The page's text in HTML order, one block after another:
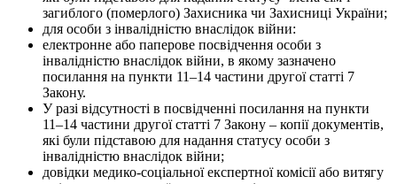
загиблого (померлого) Захисника чи Захисниці України;
для особи з інвалідністю внаслідок війни:
електронне або паперове посвідчення особи з
інвалідністю внаслідок війни, в якому зазначено
посилання на пункти 11–14 частини другої статті 7
Закону.
У разі відсутності в посвідченні посилання на пункти
11–14 частини другої статті 7 Закону – копії документів,
які були підставою для надання статусу особи з
інвалідністю внаслідок війни;
довідки медико-соціальної експертної комісії або витягу